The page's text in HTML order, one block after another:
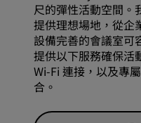
尺的彈性活動空間。
提供理想場地，從企
設備完善的會議室可
提供以下服務確保活
Wi-Fi 連接，以及專
合。